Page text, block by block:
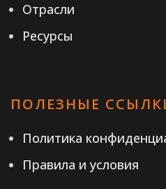
Отрасли
Ресурсы
ПОЛЕЗНЫЕ
Политика
Правила и условия